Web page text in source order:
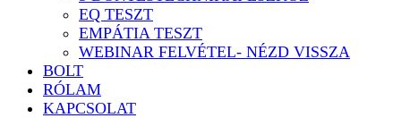
EQ TESZT
EMPÁTIA TESZT
WEBINAR FELVÉTEL- NÉZD VISSZA
BOLT
RÓLAM
KAPCSOLAT